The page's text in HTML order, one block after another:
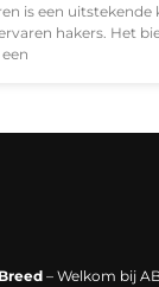
is een uitstekende
hakers. Het
– Welkom bij